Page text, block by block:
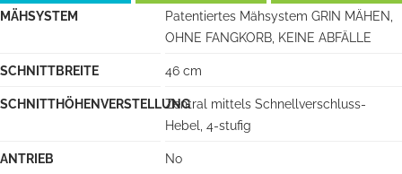
MÄHSYSTEM
Patentiertes Mähsystem GRIN MÄHEN,
OHNE FANGKORB, KEINE ABFÄLLE
SCHNITTBREITE 46 cm
SCHNITTHÖHENVERSTELLUNGZentral mittels Schnellverschluss-
Hebel, 4-stufig
ANTRIEB No